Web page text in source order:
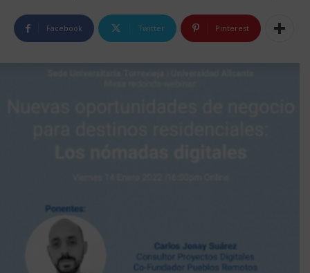
Facebook Twitter Pinterest